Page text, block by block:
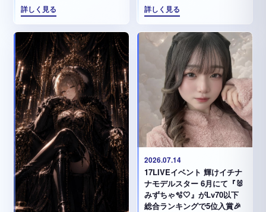
詳しく見る 詳しく見る
2026.07.14
17LIVEイベント 輝けイチナ
ナモデルスター 6月にて『🐰
みずちゃ️🫧🤍』がLv70以下
総合ランキングで5位入賞🎉